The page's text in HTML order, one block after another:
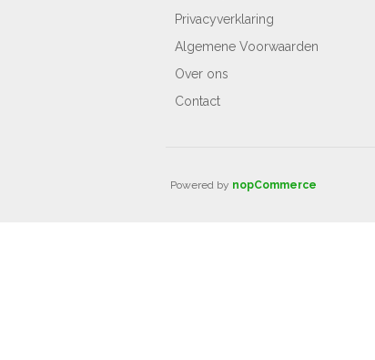
Privacyverklaring
Algemene Voorwaarden
Over ons
Contact
Powered by nopCommerce